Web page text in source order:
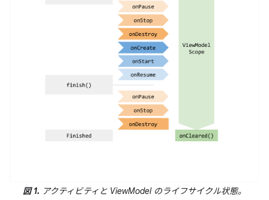
図 1. アクティビティと ViewModel のライフサイクル状態。